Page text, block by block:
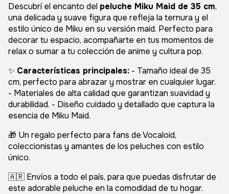
Descubrí el encanto del peluche Miku Maid de 35 cm,
una delicada y suave figura que refleja la ternura y el
estilo único de Miku en su versión maid. Perfecto para
decorar tu espacio, acompañarte en tus momentos de
relax o sumar a tu colección de anime y cultura pop.
✨ Características principales: - Tamaño ideal de 35
cm, perfecto para abrazar y mostrar en cualquier lugar.
- Materiales de alta calidad que garantizan suavidad y
durabilidad. - Diseño cuidado y detallado que captura la
esencia de Miku Maid.
🎁 Un regalo perfecto para fans de Vocaloid,
coleccionistas y amantes de los peluches con estilo
único.
🇦🇷 Envíos a todo el país, para que puedas disfrutar de
este adorable peluche en la comodidad de tu hogar.